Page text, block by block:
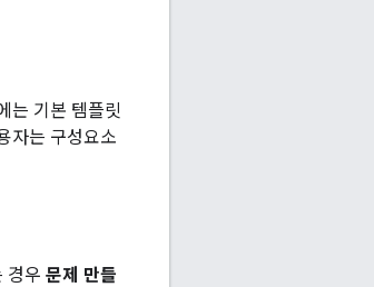
는 기본 템플릿
자는 구성요소
경우 문제 만들